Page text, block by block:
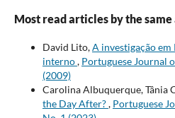
Most read articles by the same
David Lito,A investigação
interno, Portuguese Journal
(2009)
Carolina Albuquerque, Tânia
the Day After?, Portuguese